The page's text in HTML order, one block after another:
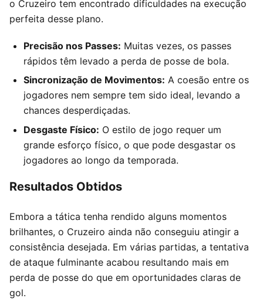
o Cruzeiro tem encontrado dificuldades na execução
perfeita desse plano.
Precisão nos Passes: Muitas vezes, os passes
rápidos têm levado a perda de posse de bola.
Sincronização de Movimentos: A coesão entre os
jogadores nem sempre tem sido ideal, levando a
chances desperdiçadas.
Desgaste Físico: O estilo de jogo requer um
grande esforço físico, o que pode desgastar os
jogadores ao longo da temporada.
Resultados Obtidos
Embora a tática tenha rendido alguns momentos
brilhantes, o Cruzeiro ainda não conseguiu atingir a
consistência desejada. Em várias partidas, a tentativa
de ataque fulminante acabou resultando mais em
perda de posse do que em oportunidades claras de
gol.